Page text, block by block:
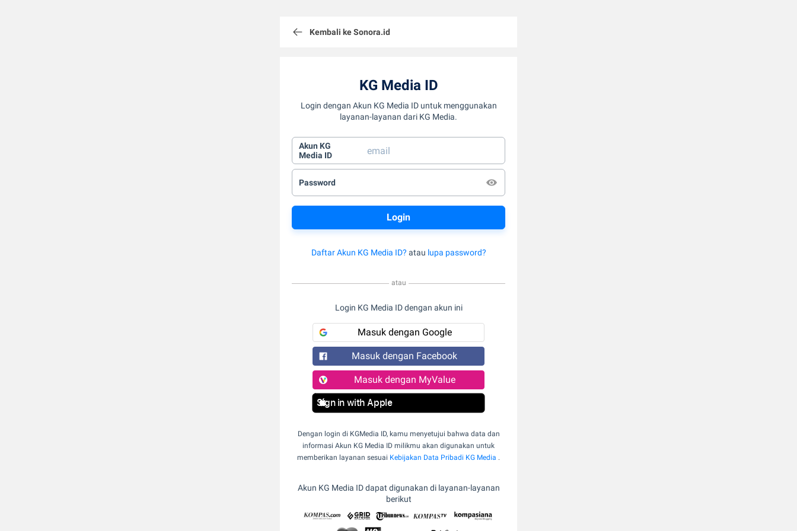
Kembali ke Sonora.id
KG Media ID
Login dengan Akun KG Media ID untuk menggunakan
layanan-layanan dari KG Media.
Akun KG
Media ID
Password
Daftar Akun KG Media ID? atau lupa password?
atau
Login KG Media ID dengan akun ini
Masuk dengan Google
Masuk dengan Facebook
Masuk dengan MyValue
Sign in with Apple
Dengan login di KGMedia ID, kamu menyetujui bahwa data dan
informasi Akun KG Media ID milikmu akan digunakan untuk
memberikan layanan sesuai Kebijakan Data Pribadi KG Media .
Akun KG Media ID dapat digunakan di layanan-layanan
berikut